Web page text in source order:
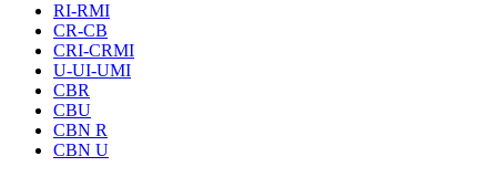
RI-RMI
CR-CB
СRI-СRMI
U-UI-UMI
CBR
CBU
CBN R
CBN U